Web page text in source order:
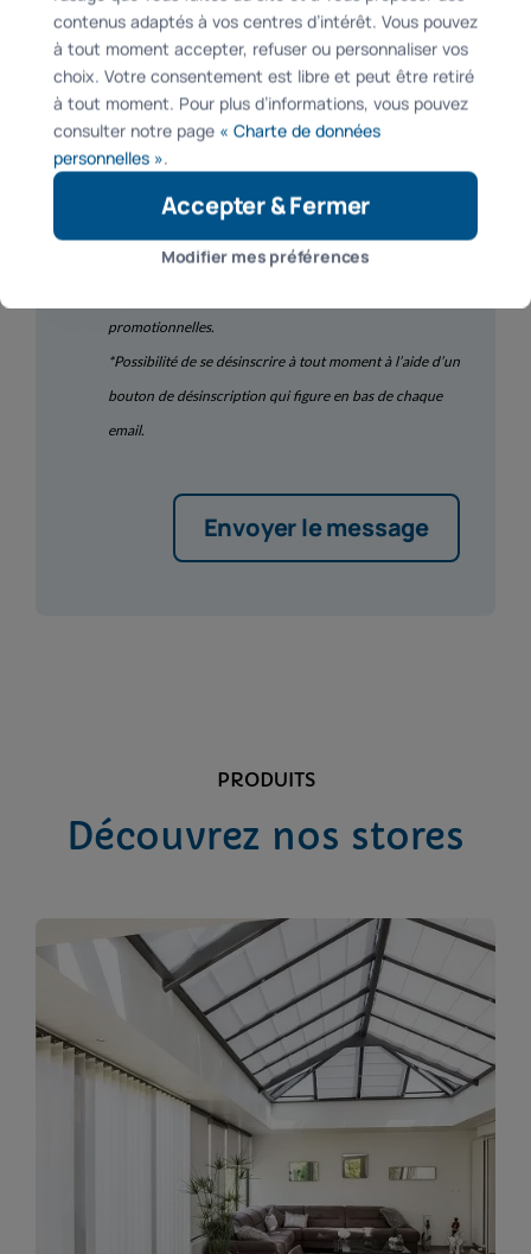
RGPD*
Je consens à ce que ce site stocke mes
informations envoyées afin qu’ils puissent répondre à
ma requête.
Newsletter
J’accepte de recevoir la newsletter
promotionnelles.
*Possibilité de se désinscrire à tout moment à l’aide d’un
bouton de désinscription qui figure en bas de chaque
email.
Envoyer le message
PRODUITS
Découvrez nos stores
contenus adaptés à vos centres d’intérêt. Vous pouvez
à tout moment accepter, refuser ou personnaliser vos
choix. Votre consentement est libre et peut être retiré
à tout moment. Pour plus d’informations, vous pouvez
consulter notre page « Charte de données
personnelles ».
Accepter & Fermer
Modifier mes préférences